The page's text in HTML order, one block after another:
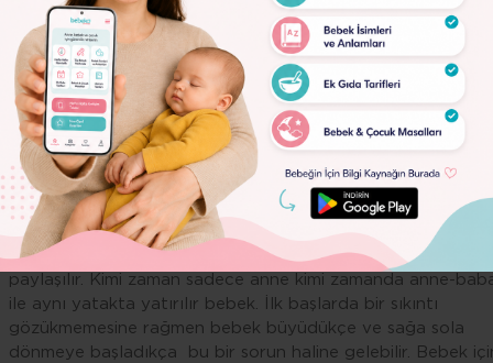
Ipsum
Dolor
Lorem
Ipsum
Dolor
2. Emzirerek uyutma; emzirme bebek ile annenin en
mükemmel bir bağıdır. Anne için emzirme çocuğunun
doyurmaktan daha öte birşeydir. Harika bir paylaşımdır.
Emzirme 24 aya kadar normaldir. Bir çok anne çocuğunu
emzirerek uyutuyor. Bebek eğer yenidoğan ise açıktığı için
geceleri uyanır. Ama 6.ay geçmiş veek gıda alıyorsa
bebeğiniz açıktığı için uyanmaz. Bebeğiniz her gece belirli
saatlerde uyanıp kısa süreli emiyorsa bu maalesef emme
alışkanlığındır.
3. Birlikte uyuma; bebek yenidoğduğunda aynı yatak
paylaşılır. Kimi zaman sadece anne kimi zamanda anne-
ile aynı yatakta yatırılır bebek. İlk başlarda bir sıkıntı
gözükmemesine rağmen bebek büyüdükçe ve sağa sola
dönmeye başladıkça bu bir sorun haline gelebilir. Bebek